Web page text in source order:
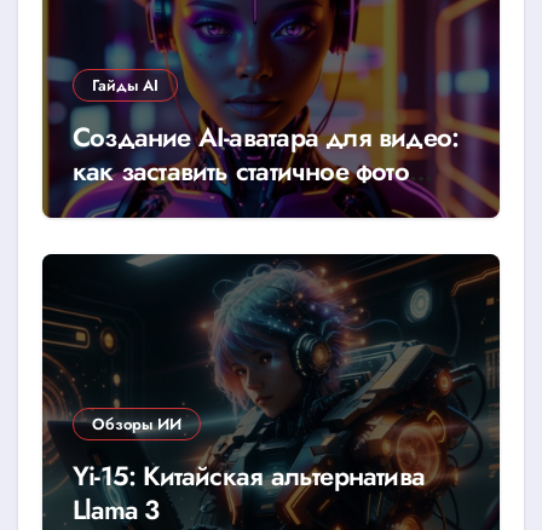
Гайды AI
Создание AI-аватара для видео:
как заставить статичное фото
говорить
Обзоры ИИ
Yi-15: Китайская альтернатива
Llama 3